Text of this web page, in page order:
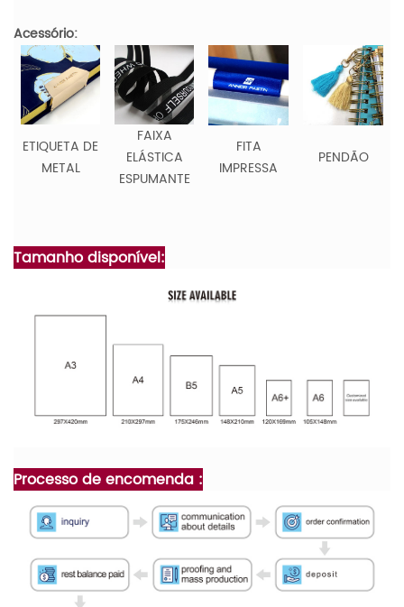
Acessório:
ETIQUETA DE
METAL
FAIXA
ELÁSTICA
ESPUMANTE
FITA
IMPRESSA
PENDÃO
Tamanho disponível:
Processo de encomenda :